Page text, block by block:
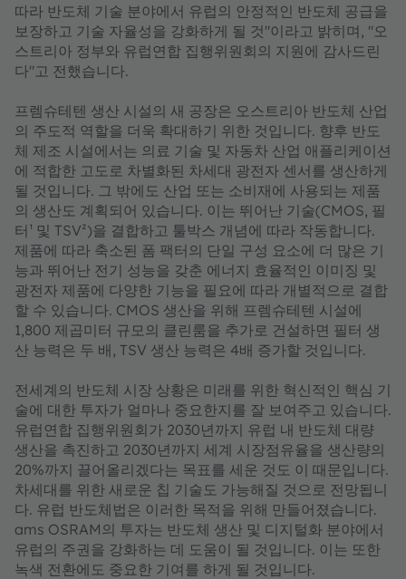
따라 반도체 기술 분야에서 유럽의 안정적인 반도체 공급을
보장하고 기술 자율성을 강화하게 될 것"이라고 밝히며, "오
스트리아 정부와 유럽연합 집행위원회의 지원에 감사드린
다"고 전했습니다.
프렘슈테텐 생산 시설의 새 공장은 오스트리아 반도체 산업
의 주도적 역할을 더욱 확대하기 위한 것입니다. 향후 반도
체 제조 시설에서는 의료 기술 및 자동차 산업 애플리케이션
에 적합한 고도로 차별화된 차세대 광전자 센서를 생산하게
될 것입니다. 그 밖에도 산업 또는 소비재에 사용되는 제품
의 생산도 계획되어 있습니다. 이는 뛰어난 기술(CMOS, 필
터¹ 및 TSV²)을 결합하고 툴박스 개념에 따라 작동합니다.
제품에 따라 축소된 폼 팩터의 단일 구성 요소에 더 많은 기
능과 뛰어난 전기 성능을 갖춘 에너지 효율적인 이미징 및
광전자 제품에 다양한 기능을 필요에 따라 개별적으로 결합
할 수 있습니다. CMOS 생산을 위해 프렘슈테텐 시설에
1,800 제곱미터 규모의 클린룸을 추가로 건설하면 필터 생
산 능력은 두 배, TSV 생산 능력은 4배 증가할 것입니다.
전세계의 반도체 시장 상황은 미래를 위한 혁신적인 핵심 기
술에 대한 투자가 얼마나 중요한지를 잘 보여주고 있습니다.
유럽연합 집행위원회가 2030년까지 유럽 내 반도체 대량
생산을 촉진하고 2030년까지 세계 시장점유율을 생산량의
20%까지 끌어올리겠다는 목표를 세운 것도 이 때문입니다.
차세대를 위한 새로운 칩 기술도 가능해질 것으로 전망됩니
다. 유럽 반도체법은 이러한 목적을 위해 만들어졌습니다.
ams OSRAM의 투자는 반도체 생산 및 디지털화 분야에서
유럽의 주권을 강화하는 데 도움이 될 것입니다. 이는 또한
녹색 전환에도 중요한 기여를 하게 될 것입니다.